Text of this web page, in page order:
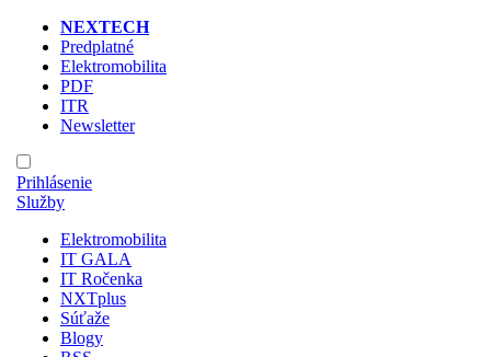
NEXTECH
Predplatné
Elektromobilita
PDF
ITR
Newsletter
Prihlásenie
Služby
Elektromobilita
IT GALA
IT Ročenka
NXTplus
Súťaže
Blogy